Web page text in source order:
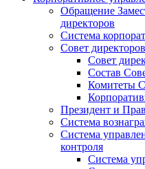
Обращение
директоров
Система
Совет
Совет
Состав
Комитеты
Президент и
Система
Система
контроля
Система